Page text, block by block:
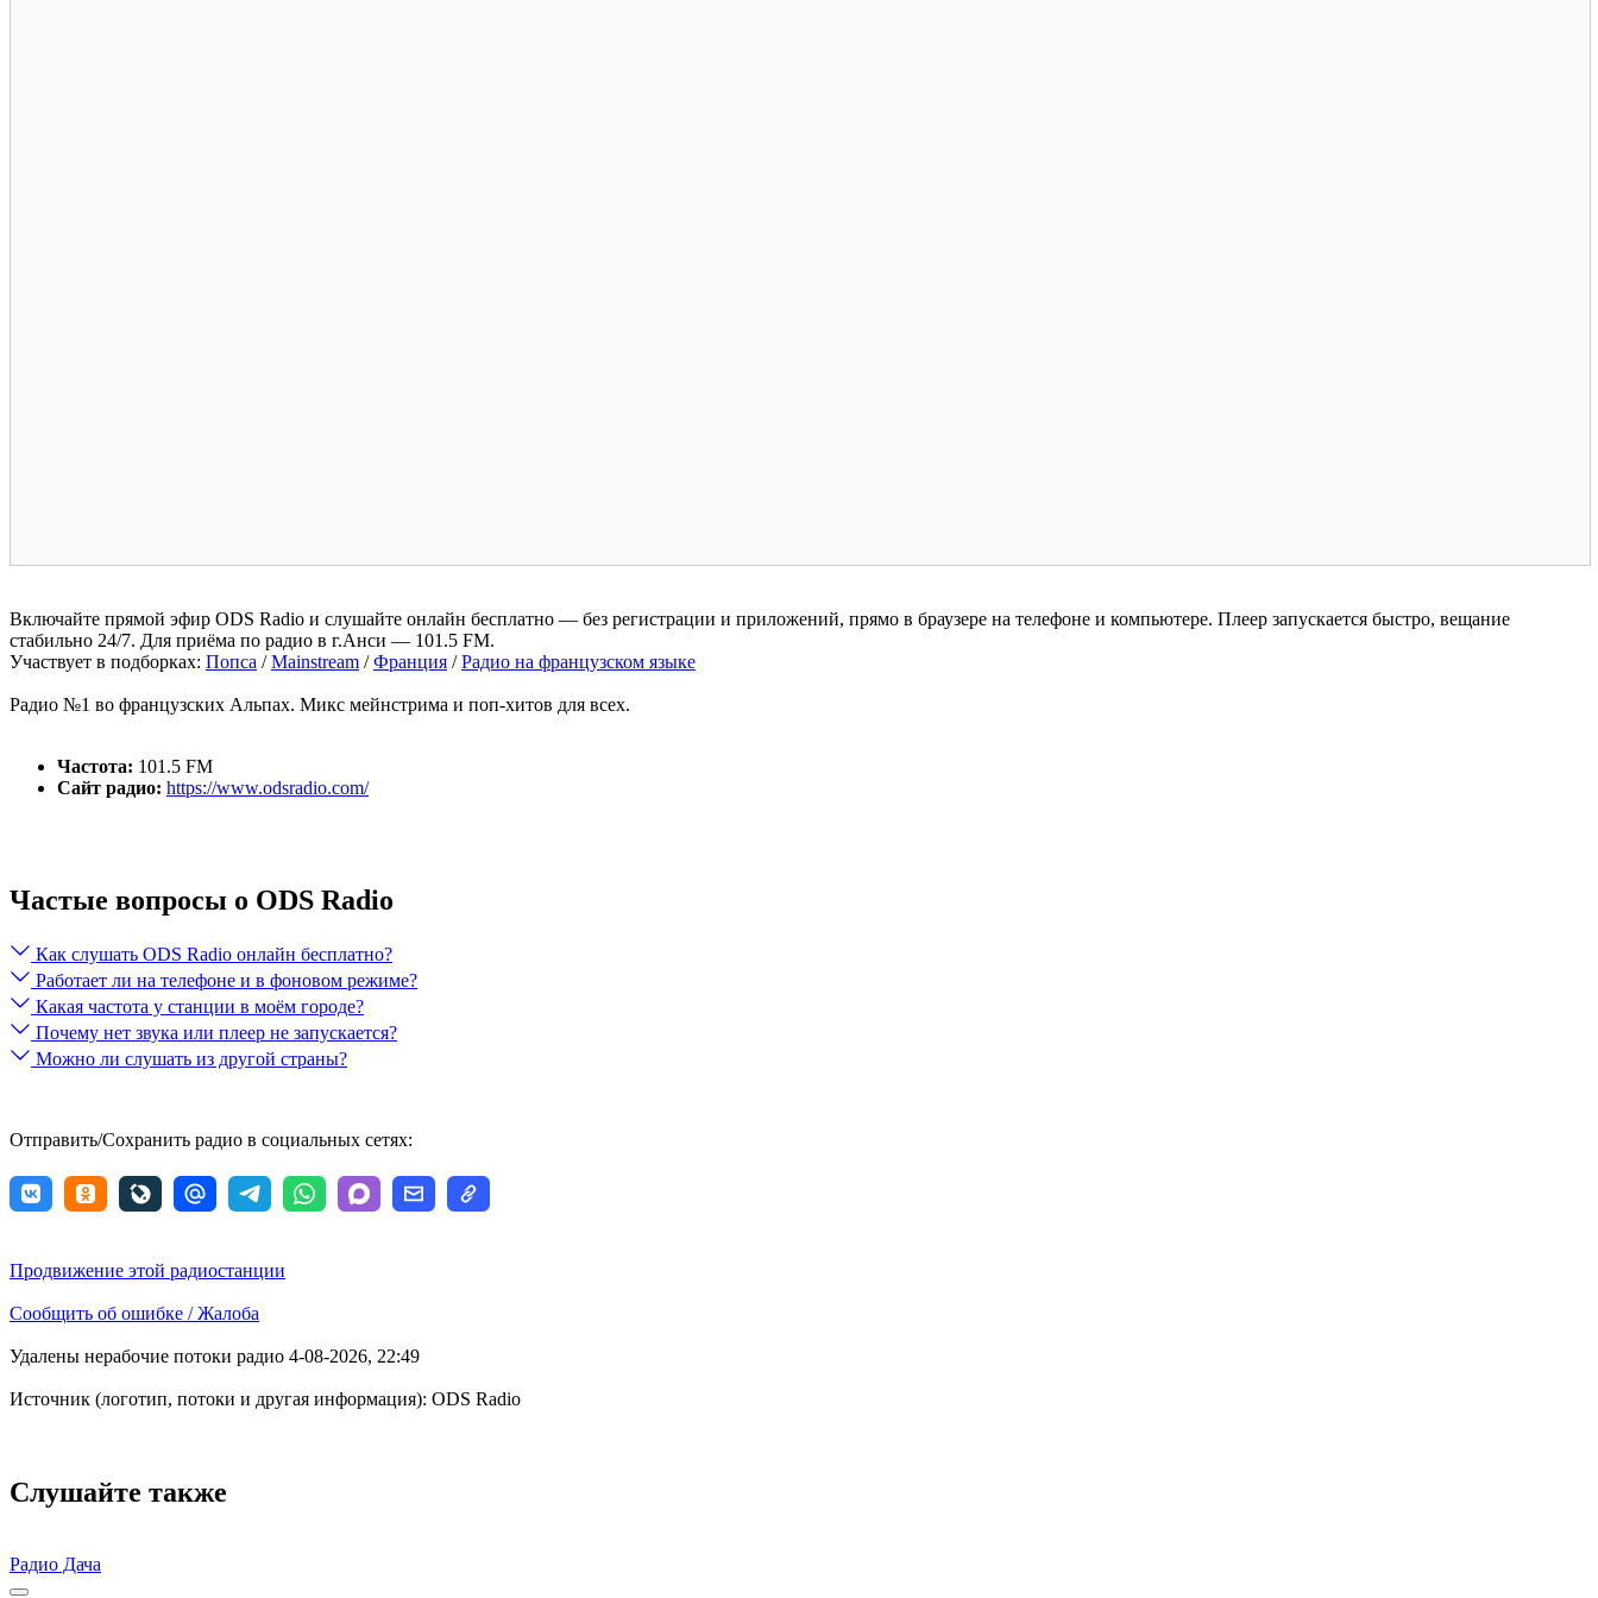
Включайте прямой эфир ODS Radio и слушайте онлайн бесплатно — без регистрации и приложений, прямо в браузере на телефоне и компьютере. Плеер запускается быстро, вещание
стабильно 24/7. Для приёма по радио в г.Анси — 101.5 FM.
Участвует в подборках: Попса /Mainstream /Франция /Радио на французском языке
Радио №1 во французских Альпах. Микс мейнстрима и поп-хитов для всех.
Частота: 101.5 FM
Сайт радио: https://www.odsradio.com/
Частые вопросы о ODS Radio
Как слушать ODS Radio онлайн бесплатно?
Работает ли на телефоне и в фоновом режиме?
Какая частота у станции в моём городе?
Почему нет звука или плеер не запускается?
Можно ли слушать из другой страны?
Отправить/Сохранить радио в социальных сетях:
Продвижение этой радиостанции
Сообщить об ошибке / Жалоба
Удалены нерабочие потоки радио 4-08-2026, 22:49
Источник (логотип, потоки и другая информация): ODS Radio
Слушайте также
Радио Дача